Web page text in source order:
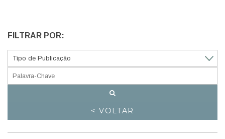
FILTRAR POR:
< VOLTAR